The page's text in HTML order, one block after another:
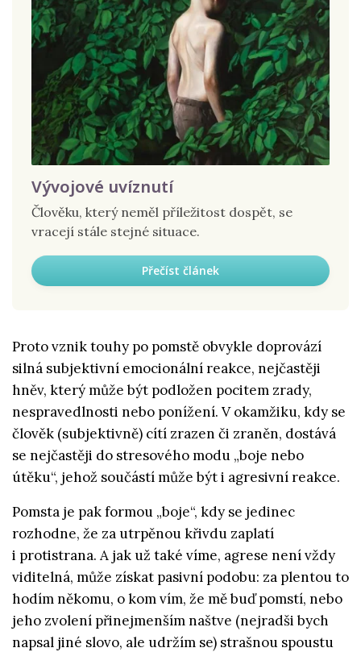
Vývojové uvíznutí
Člověku, který neměl příležitost dospět, se
vracejí stále stejné situace.
Přečíst článek
Proto vznik touhy po pomstě obvykle doprovází
silná subjektivní emocionální reakce, nejčastěji
hněv, který může být podložen pocitem zrady,
nespravedlnosti nebo ponížení. V okamžiku, kdy se
člověk (subjektivně) cítí zrazen či zraněn, dostává
se nejčastěji do stresového modu „boje nebo
útěku“, jehož součástí může být i agresivní reakce.
Pomsta je pak formou „boje“, kdy se jedinec
rozhodne, že za utrpěnou křivdu zaplatí
i protistrana. A jak už také víme, agrese není vždy
viditelná, může získat pasivní podobu: za plentou to
hodím někomu, o kom vím, že mě buď pomstí, nebo
jeho zvolení přinejmenším naštve (nejradši bych
napsal jiné slovo, ale udržím se) strašnou spoustu